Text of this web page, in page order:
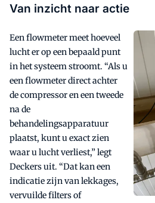
Van inzicht naar actie
Een flowmeter meet hoeveel
lucht er op een bepaald punt
in het systeem stroomt. “Als u
een flowmeter direct achter
de compressor en een tweede
na de
behandelingsapparatuur
plaatst, kunt u exact zien
waar u lucht verliest,” legt
Deckers uit. “Dat kan een
indicatie zijn van lekkages,
vervuilde filters of